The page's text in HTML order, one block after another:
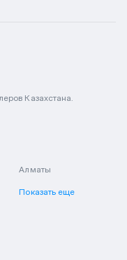
Казахстана.
Алматы
Показать еще